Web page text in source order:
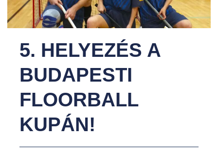
5. HELYEZÉS A
BUDAPESTI
FLOORBALL
KUPÁN!